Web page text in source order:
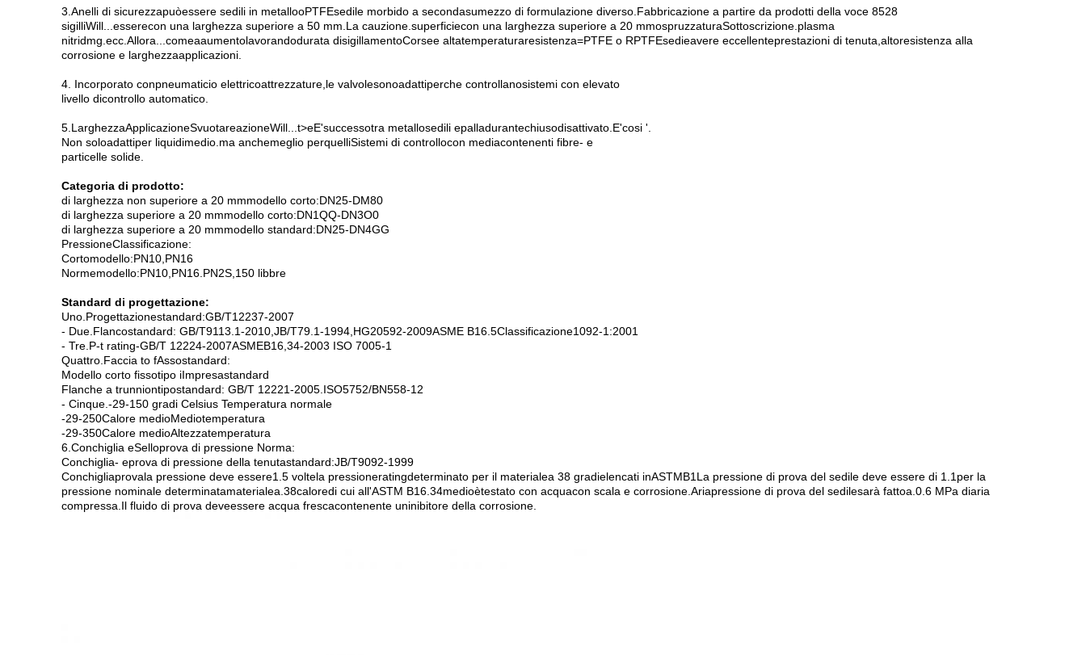
3. Anelli di sicurezzapuòessere sedili in metallooPTFEsedile morbido a secondasumezzo di formulazione diverso Fabbricazione a partire da prodotti della voce 8528
sigilliWill... esserecon una larghezza superiore a 50 mm La cauzione. superficiecon una larghezza superiore a 20 mmospruzzaturaSottoscrizione plasma
nitridmg ecc Allora... comeaaumentolavorandodurata disigillamentoCorsee altatemperaturaresistenza=PTFE o RPTFEsedieavere eccellenteprestazioni di tenuta altoresistenza alla
corrosione e larghezzaapplicazioni.
4. Incorporato conpneumaticio elettricoattrezzature le valvolesonoadattiperche controllanosistemi con elevato
livello dicontrollo automatico.
5. LarghezzaApplicazioneSvuotareazioneWill... t>eE'successotra metallosedili epalladurantechiusodisattivato E'cosi '.
Non soloadattiper liquidimedio ma anchemeglio perquelliSistemi di controllocon mediacontenenti fibre- e
particelle solide.
Categoria di prodotto:
di larghezza non superiore a 20 mmmodello corto:DN25-DM80
di larghezza superiore a 20 mmmodello corto:DN1QQ-DN3O0
di larghezza superiore a 20 mmmodello standard:DN25-DN4GG
PressioneClassificazione:
Cortomodello:PN10 PN16
Normemodello:PN10, PN16 PN2S 150 libbre
Standard di progettazione:
Uno. Progettazionestandard:GB/T12237-2007
- Due. Flancostandard: GB/T9113.1-2010 JB/T79.1-1994, HG20592-2009ASME B16.5Classificazione1092-1 :2001
- Tre. P-t rating-GB/T 12224-2007ASMEB16 34-2003 ISO 7005-1
Quattro. Faccia to fAssostandard:
Modello corto fissotipo iImpresastandard
Flanche a trunniontipostandard: GB/T 12221-2005 ISO5752/BN558-12
- Cinque. -29-150 gradi Celsius Temperatura normale
-29-250Calore medioMediotemperatura
-29-350Calore medioAltezzatemperatura
6 Conchiglia eSelloprova di pressione Norma:
Conchiglia- eprova di pressione della tenutastandard:JB/T9092-1999
Conchigliaprovala pressione deve essere1.5 voltela pressioneratingdeterminato per il materialea 38 gradielencati inASTMB1 La pressione di prova del sedile deve essere di 1.1 per la
pressione nominale determinatamaterialea. 38caloredi cui all'ASTM B16 34medioètestato con acquacon scala e corrosione Ariapressione di prova del sedilesarà fattoa. 0.6 MPa diaria
compressa. Il fluido di prova deveessere acqua frescacontenente uninibitore della corrosione.